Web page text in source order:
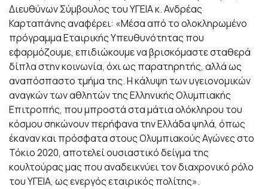
Διευθύνων Σύμβουλος του ΥΓΕΙΑ κ. Ανδρέας
Καρταπάνης αναφέρει: «Μέσα από το ολοκληρωμένο
πρόγραμμα Εταιρικής Υπευθυνότητας που
εφαρμόζουμε, επιδιώκουμε να βρισκόμαστε σταθερά
δίπλα στην κοινωνία, όχι ως παρατηρητής, αλλά ως
αναπόσπαστο τμήμα της. Η κάλυψη των υγειονομικών
αναγκών των αθλητών της Ελληνικής Ολυμπιακής
Επιτροπής, που μπροστά στα μάτια ολόκληρου του
κόσμου σηκώνουν περήφανα την Ελλάδα ψηλά, όπως
έκαναν και πρόσφατα στους Ολυμπιακούς Αγώνες στο
Τόκιο 2020, αποτελεί ουσιαστικό δείγμα της
κουλτούρας μας που αναδεικνύει τον διαχρονικό ρόλο
του ΥΓΕΙΑ, ως ενεργός εταιρικός πολίτης».